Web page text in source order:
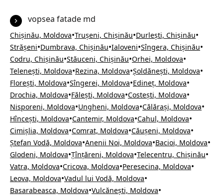
vopsea fatade md
Chișinău, Moldova•Trușeni, Chișinău•Durlești, Chișinău•
Strășeni•Dumbrava, Chișinău•Ialoveni•Sîngera, Chișinău•
Codru, Chișinău•Stăuceni, Chișinău•Orhei, Moldova•
Telenești, Moldova•Rezina, Moldova•Șoldănești, Moldova•
Florești, Moldova•Sîngerei, Moldova•Edineț, Moldova•
Drochia, Moldova•Fălești, Moldova•Costești, Moldova•
Nisporeni, Moldova•Ungheni, Moldova•Călărași, Moldova•
Hîncești, Moldova•Cantemir, Moldova•Cahul, Moldova•
Cimișlia, Moldova•Comrat, Moldova•Căușeni, Moldova•
Ștefan Vodă, Moldova•Anenii Noi, Moldova•Bacioi, Moldova•
Glodeni, Moldova•Țînțăreni, Moldova•Telecentru, Chișinău•
Vatra, Moldova•Cricova, Moldova•Peresecina, Moldova•
Leova, Moldova•Vadul lui Vodă, Moldova•
Basarabeasca, Moldova•Vulcănești, Moldova•